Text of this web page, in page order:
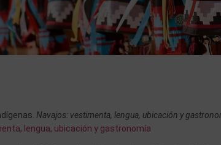
Navajos: vestimenta, lengua, ubicación y
lengua, ubicación y gastronomía